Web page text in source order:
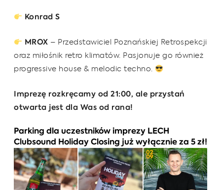
Konrad S
MROX – Przedstawiciel Poznańskiej Retrospekcji
oraz miłośnik retro klimatów. Pasjonuje go również
progressive house & melodic techno.
Imprezę rozkręcamy od 21:00, ale przystań
otwarta jest dla Was od rana!
Parking dla uczestników imprezy LECH
Clubsound Holiday Closing już wyłącznie za 5 zł!